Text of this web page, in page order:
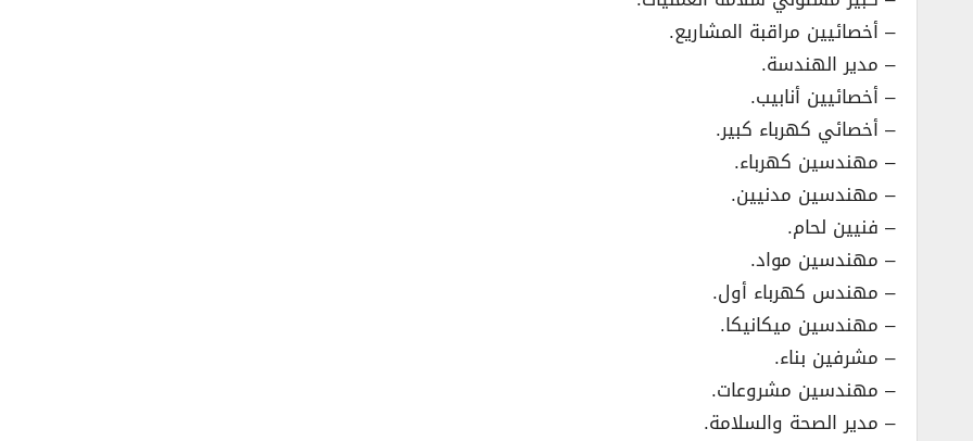
– أخصائيين مراقبة المشاريع.
– مدير الهندسة.
– أخصائيين أنابيب.
– أخصائي كهرباء كبير.
– مهندسين كهرباء.
– مهندسين مدنيين.
– فنيين لحام.
– مهندسين مواد.
– مهندس كهرباء أول.
– مهندسين ميكانيكا.
– مشرفين بناء.
– مهندسين مشروعات.
– مدير الصحة والسلامة.